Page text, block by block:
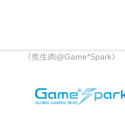
《焦生肉@Game*Spark》